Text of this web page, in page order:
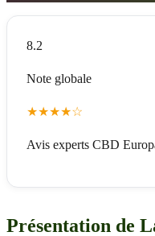
8.2
Note globale
★★★★☆
Avis experts CBD
Présentation de